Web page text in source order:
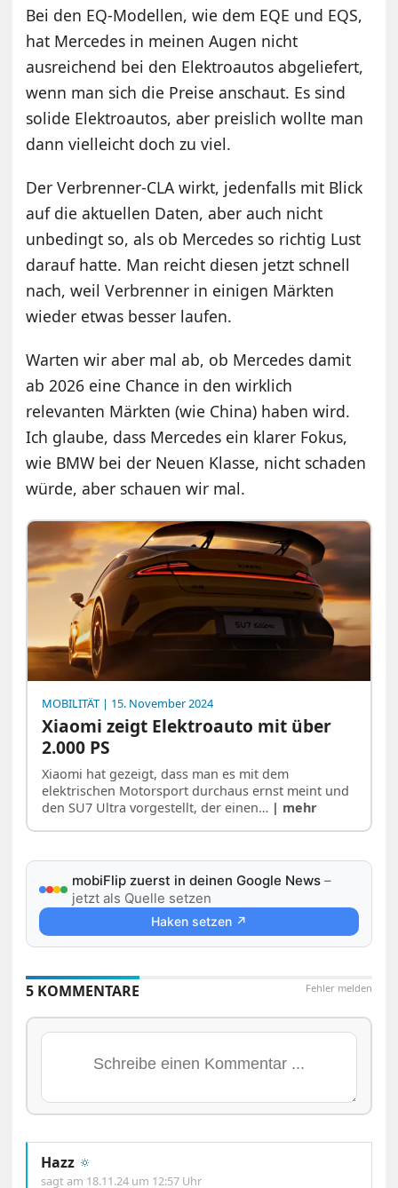
Bei den EQ-Modellen, wie dem EQE und EQS,
hat Mercedes in meinen Augen nicht
ausreichend bei den Elektroautos abgeliefert,
wenn man sich die Preise anschaut. Es sind
solide Elektroautos, aber preislich wollte man
dann vielleicht doch zu viel.
Der Verbrenner-CLA wirkt, jedenfalls mit Blick
auf die aktuellen Daten, aber auch nicht
unbedingt so, als ob Mercedes so richtig Lust
darauf hatte. Man reicht diesen jetzt schnell
nach, weil Verbrenner in einigen Märkten
wieder etwas besser laufen.
Warten wir aber mal ab, ob Mercedes damit
ab 2026 eine Chance in den wirklich
relevanten Märkten (wie China) haben wird.
Ich glaube, dass Mercedes ein klarer Fokus,
wie BMW bei der Neuen Klasse, nicht schaden
würde, aber schauen wir mal.
MOBILITÄT | 15. November 2024
Xiaomi zeigt Elektroauto mit über
2.000 PS
Xiaomi hat gezeigt, dass man es mit dem
elektrischen Motorsport durchaus ernst meint und
den SU7 Ultra vorgestellt, der einen… | mehr
mobiFlip zuerst in deinen Google News –
jetzt als Quelle setzen
Haken setzen ↗
Fehler melden
5 KOMMENTARE
Hazz 🔅
sagt am 18.11.24 um 12:57 Uhr